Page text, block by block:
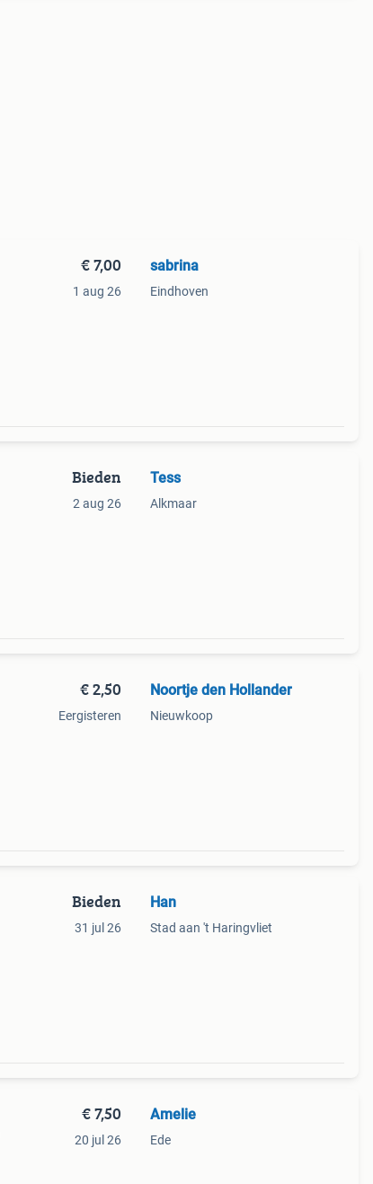
€ 7,00
1 aug 26
sabrina
Eindhoven
Bieden
2 aug 26
Tess
Alkmaar
€ 2,50
Eergisteren
Noortje den Hollander
Nieuwkoop
Bieden
31 jul 26
Han
Stad aan 't Haringvliet
€ 7,50
20 jul 26
Amelie
Ede